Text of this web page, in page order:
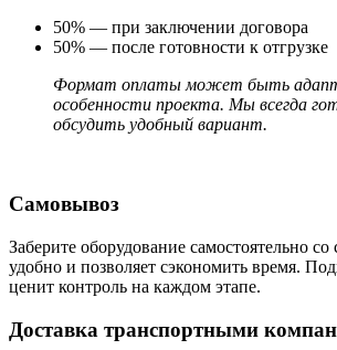
50% — при заключении договора
50% — после готовности к отгрузке
Формат оплаты может быть
особенности проекта. Мы всегда
обсудить удобный вариант.
Самовывоз
Заберите оборудование самостоятельно
удобно и позволяет сэкономить время.
ценит контроль на каждом этапе.
Доставка транспортными